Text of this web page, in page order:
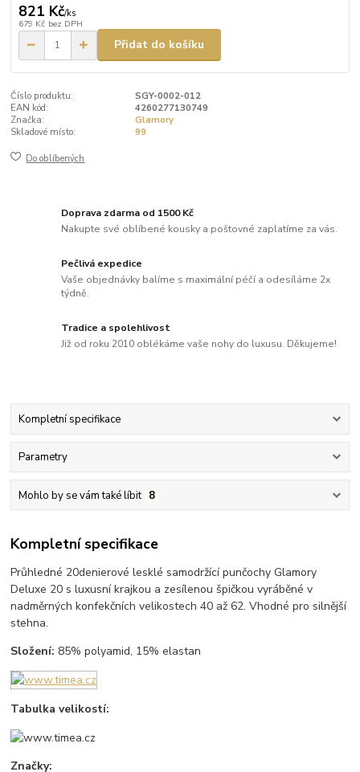
821 Kč/ks
679 Kč bez DPH
Přidat do košíku
Číslo produktu:
SGY-0002-012
EAN kód:
4260277130749
Značka:
Glamory
Skladové místo:
99
Do oblíbených
Doprava zdarma od 1500 Kč
Nakupte své oblíbené kousky a poštovné zaplatíme za vás.
Pečlivá expedice
Vaše objednávky balíme s maximální péčí a odesíláme 2x
týdně.
Tradice a spolehlivost
Již od roku 2010 oblékáme vaše nohy do luxusu. Děkujeme!
Kompletní specifikace
Parametry
Mohlo by se vám také líbit 8
Kompletní specifikace
Průhledné 20denierové lesklé samodržící punčochy Glamory
Deluxe 20 s luxusní krajkou a zesílenou špičkou vyráběné v
nadměrných konfekčních velikostech 40 až 62. Vhodné pro silnější
stehna.
Složení: 85% polyamid, 15% elastan
Tabulka velikostí:
Značky: